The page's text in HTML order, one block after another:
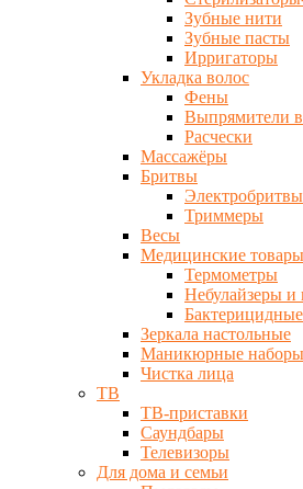
Зубные нити
Зубные пасты
Ирригаторы
Укладка волос
Фены
Выпрямители
Расчески
Массажёры
Бритвы
Электробритвы
Триммеры
Весы
Медицинские товары
Термометры
Небулайзеры и
Зеркала настольные
Маникюрные наборы
Чистка лица
ТВ
ТВ-приставки
Саундбары
Телевизоры
Для дома и семьи